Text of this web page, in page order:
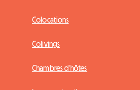
Colocations
Colivings
Chambres d'hôtes